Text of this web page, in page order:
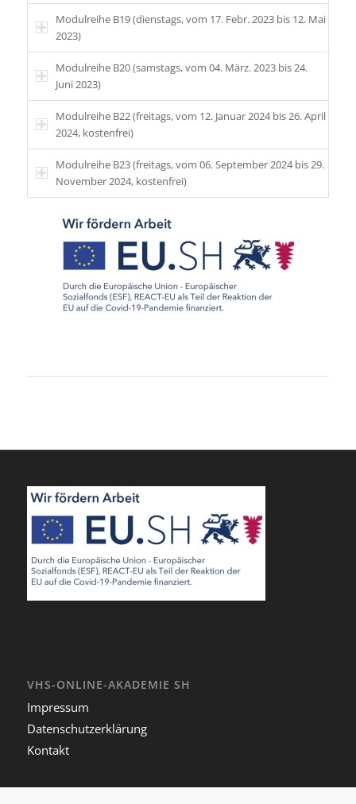
Modulreihe B19 (dienstags, vom 17. Febr. 2023 bis 12. Mai
2023)
Modulreihe B20 (samstags, vom 04. März. 2023 bis 24.
Juni 2023)
Modulreihe B22 (freitags, vom 12. Januar 2024 bis 26. April
2024, kostenfrei)
Modulreihe B23 (freitags, vom 06. September 2024 bis 29.
November 2024, kostenfrei)
VHS-ONLINE-AKADEMIE SH
Impressum
Datenschutzerklärung
Kontakt